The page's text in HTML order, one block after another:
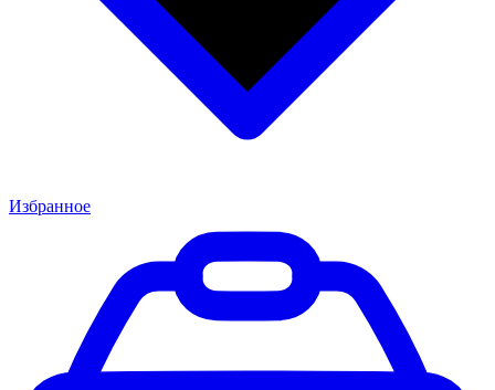
Избранное